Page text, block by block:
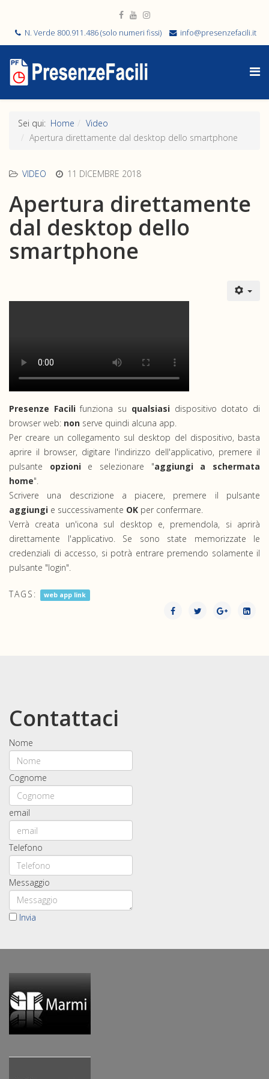
N. Verde 800.911.486 (solo numeri fissi) info@presenzefacili.it
Sei qui: Home
Video
Apertura direttamente dal desktop dello smartphone
VIDEO 11 DICEMBRE 2018
Apertura direttamente
dal desktop dello
smartphone
Presenze Facilifunziona su qualsiasidispositivo dotato di
browser web: non serve quindi alcuna app.
Per creare un collegamento sul desktop del dispositivo, basta
aprire il browser, digitare l'indirizzo dell'applicativo, premere il
pulsante opzionie selezionare "aggiungi a schermata
home".
Scrivere una descrizione a piacere, premere il pulsante
aggiungi e successivamente OK per confermare.
Verrà creata un'icona sul desktop e, premendola, si aprirà
direttamente l'applicativo. Se sono state memorizzate le
credenziali di accesso, si potrà entrare premendo solamente il
pulsante "login".
TAGS: web app link
Contattaci
Nome
Cognome
email
Telefono
Messaggio
Invia